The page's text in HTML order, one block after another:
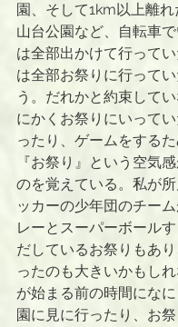
園、そして1km以上離
山台公園など、自転車
は全部出かけて行って
は全部お祭りに行って
う。だれかと約束して
にかくお祭りにいって
ったり、ゲームをするた
『お祭り』という空気
のを覚えている。私が
ッカーの少年団のチー
レーとスーパーボール
だしているお祭りもあ
ったのも大きいかもし
が始まる前の時間にな
園に見に行ったり、お